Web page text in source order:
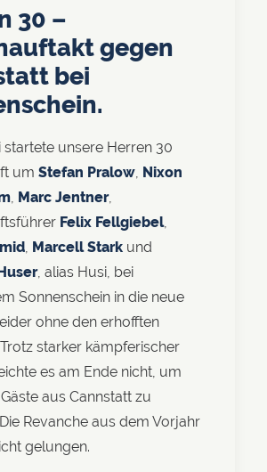
30 –
gegen
bei
startete unsere Herren 30
um Stefan Pralow, Nixon
, Marc Jentner,
Felix Fellgiebel,
, Marcell Stark und
, alias Husi, bei
Sonnenschein in die neue
ohne den erhofften
starker kämpferischer
es am Ende nicht, um
aus Cannstatt zu
Revanche aus dem Vorjahr
gelungen.